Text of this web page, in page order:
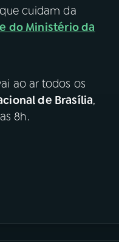
cuidam da
do Ministério da
ao ar todos os
de Brasília,
8h.